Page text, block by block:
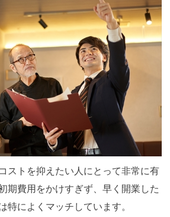
ストを抑えたい人にとって非常に有
期費用をかけすぎず、早く開業した
特によくマッチしています。